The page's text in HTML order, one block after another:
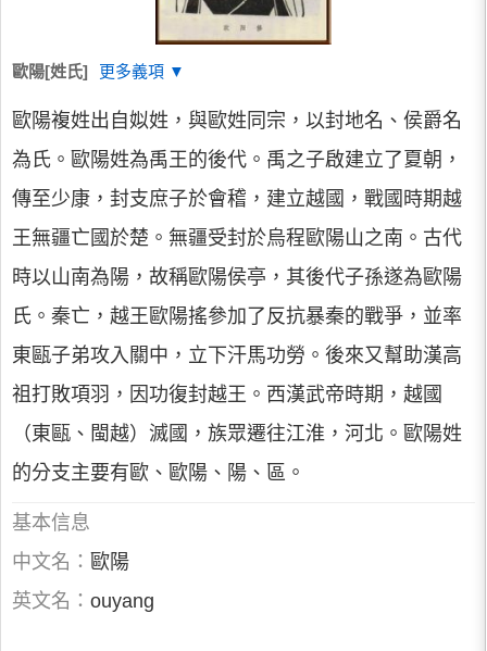
歐陽[姓氏] 更多義項 ▼
歐陽複姓出自姒姓，與歐姓同宗，以封地名、侯爵名
為氏。歐陽姓為禹王的後代。禹之子啟建立了夏朝，
傳至少康，封支庶子於會稽，建立越國，戰國時期越
王無疆亡國於楚。無疆受封於烏程歐陽山之南。古代
時以山南為陽，故稱歐陽侯亭，其後代子孫遂為歐陽
氏。秦亡，越王歐陽搖參加了反抗暴秦的戰爭，並率
東甌子弟攻入關中，立下汗馬功勞。後來又幫助漢高
祖打敗項羽，因功復封越王。西漢武帝時期，越國
（東甌、閩越）滅國，族眾遷往江淮，河北。歐陽姓
的分支主要有歐、歐陽、陽、區。
基本信息
中文名： 歐陽
英文名： ouyang